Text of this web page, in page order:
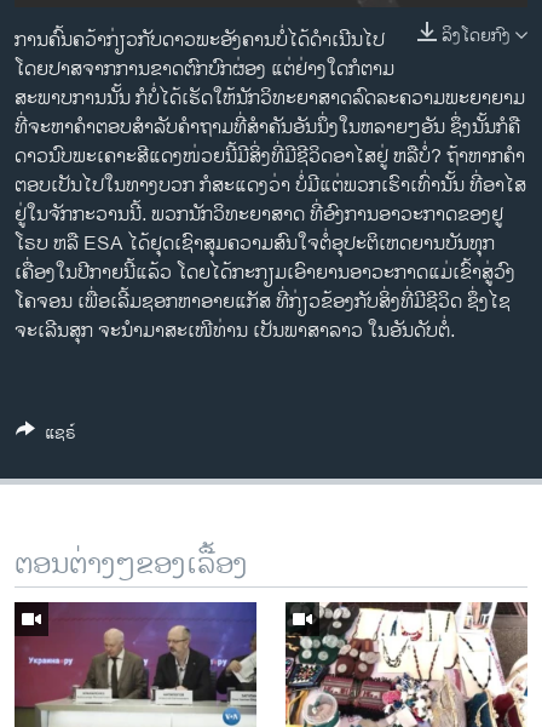
ພາສາອັງກິດ
ວີດີໂອ
ສຽງ
ລາຍການກະຈາຍສຽງ
ລາຍງານ
ຕິດຕາມພວກເຮົາ ທີ່
ພາສາຕ່າງໆ
ລິງໂດຍກົງ
ການຄົ້ນຄວ້າ​ກ່ຽວກັບ​ດາວພະອັງຄານ​ບໍ່​ໄດ້​ດໍາ​ເນີນ​ໄປ​
ໂດຍ​ປາສຈາກການ​ຂາດຕົກບົກຜ່ອງ ​ແຕ່​ຢ່າງໃດ​ກໍ​ຕາມ
ສະພາບ​ການ​ນັ້ນ ກໍ​ບໍ່​ໄດ້​ເຮັດ​ໃຫ້​ນັກວິທະຍາສາດ​ລົດ​ລະ​ຄວາມ​ພະຍາຍາມ
ທີ່​ຈະ​ຫາ​ຄໍາ​ຕອບສໍາລັບຄໍາ​ຖາມ​ທີ່​ສໍາຄັນ​ອັນ​ນຶ່ງ​ໃນ​ຫລາຍໆອັນ ຊຶ່ງ​ນັ້ນກໍ​ຄື
ດາວ​ນົບພະ​ເຄາະ​ສີ​ແດງໜ່ວຍນີ້ມີ​ສິ່ງທີ່​ມີ​ຊີວິດ​ອາ​ໄສ​ຢູ່​ ​ຫລືບໍ່? ຖ້າຫາກ​ຄໍາ​
ຕອບເປັນ​ໄປ​ໃນ​ທາງ​ບວກ ​ກໍ​ສະ​ແດງ​ວ່າ ບໍ່ມີ​ແຕ່ພວກ​ເຮົາ​ເທົ່າ​ນັ້ນ ທີ່​ອາ​ໄສ
ຢູ່​ໃນ​ຈັກກະວານ​ນີ້. ພວກ​ນັກວິທະຍາສາດ ທີ່ອົງການ​ອາ​ວະ​ກາດ​ຂອງ​ຢູ​
ໂຣບ ຫລື ESA ​ໄດ້ຢຸດເຊົາ​ສຸມ​ຄວາມ​ສົນ​ໃຈຕໍ່​ອຸປະຕິ​ເຫດຍານບັນທຸກ​
ເຄື່ອງ​ໃນ​ປີ​ກາຍ​ນີ້​ແລ້ວ ​ໂດຍ​ໄດ້ກະກຽມ​ເອົາ​ຍານ​ອາ​ວະ​ກາດ​ແມ່ເຂົ້າສູ່​ວົງ
ໂຄຈອນ ​ເພື່ອ​ເລີ້ມຊອກ​ຫາ​ອາຍແກັສ ທີ່​ກ່ຽວຂ້ອງ​ກັບ​ສິ່ງ​ທີ່​ມີ​ຊີວິດ ຊຶ່ງໄຊ
ຈະເລີນສຸກ ຈະນຳມາສະເໜີທ່ານ ເປັນພາສາລາວ ໃນອັນດັບຕໍ່.
ແຊຣ໌
ຕອນຕ່າງໆຂອງເລື້ອງ